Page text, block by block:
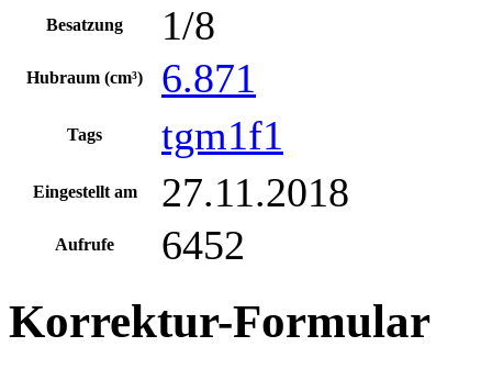
Besatzung 1/8
Hubraum (cm³) 6.871
Tags tgm1f1
Eingestellt am 27.11.2018
Aufrufe 6452
Korrektur-Formular